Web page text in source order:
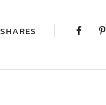
SHARES